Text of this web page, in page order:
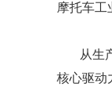
摩托车工
从生产
核心驱动